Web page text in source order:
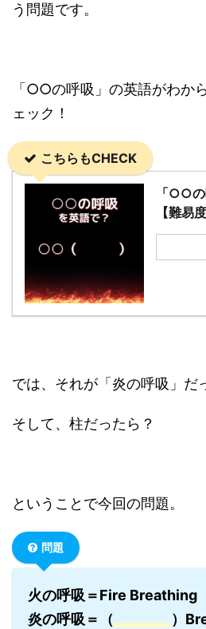
う問題です。
「○○の呼吸」の英語がわか
ェック！
こちらもCHECK
「○○
【難
では、それが「炎の呼吸」だ
そして、柱だったら？
ということで今回の問題。
問題
火の呼吸＝Fire Breathing
炎の呼吸＝（
）